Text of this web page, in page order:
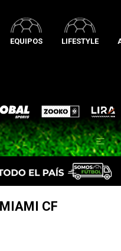
EQUIPOS LIFESTYLE
Sports Zooko Lira

CF